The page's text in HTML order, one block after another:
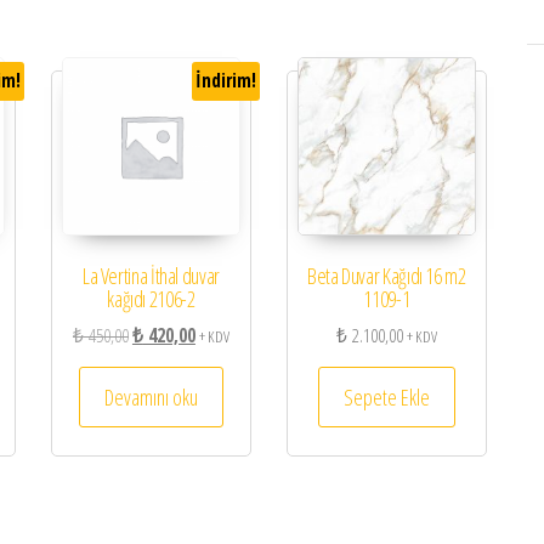
fiyat: ₺ 420,00.
İndirim!
La Vertina İthal duvar
kağıdı 2106-2
₺450,00Orijinal fiyat: ₺ 450,00.
₺420,00Şu andaki fiyat: ₺ 420,00.
+ KDV
Devamını oku
Beta Duvar Kağıdı 16 m2
1109-1
₺2.100,00+ KDV
Sepete Ekle